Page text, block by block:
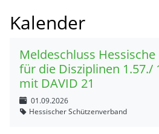
Kalender
Meldeschluss
für die Disziplinen 1.57./
mit DAVID 21
01.09.2026
Hessischer Schützenverband